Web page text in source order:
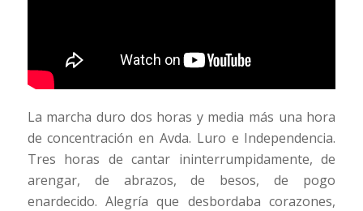
La marcha duro dos horas y media más una hora
de concentración en Avda. Luro e Independencia.
Tres horas de cantar ininterrumpidamente, de
arengar, de abrazos, de besos, de pogo
enardecido. Alegría que desbordaba corazones,